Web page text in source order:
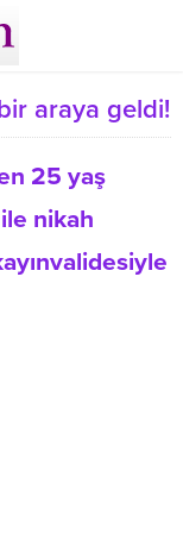
araya geldi!
25 yaş
nikah